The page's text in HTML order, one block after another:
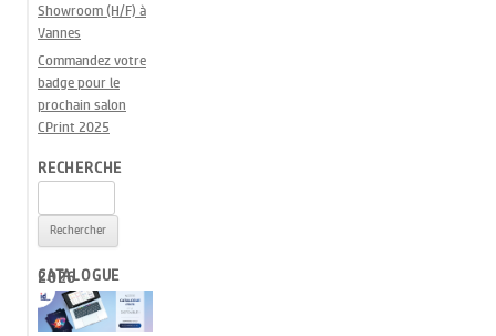
Showroom (H/F) à
Vannes
Commandez votre
badge pour le
prochain salon
CPrint 2025
RECHERCHE
CATALOGUE 2026